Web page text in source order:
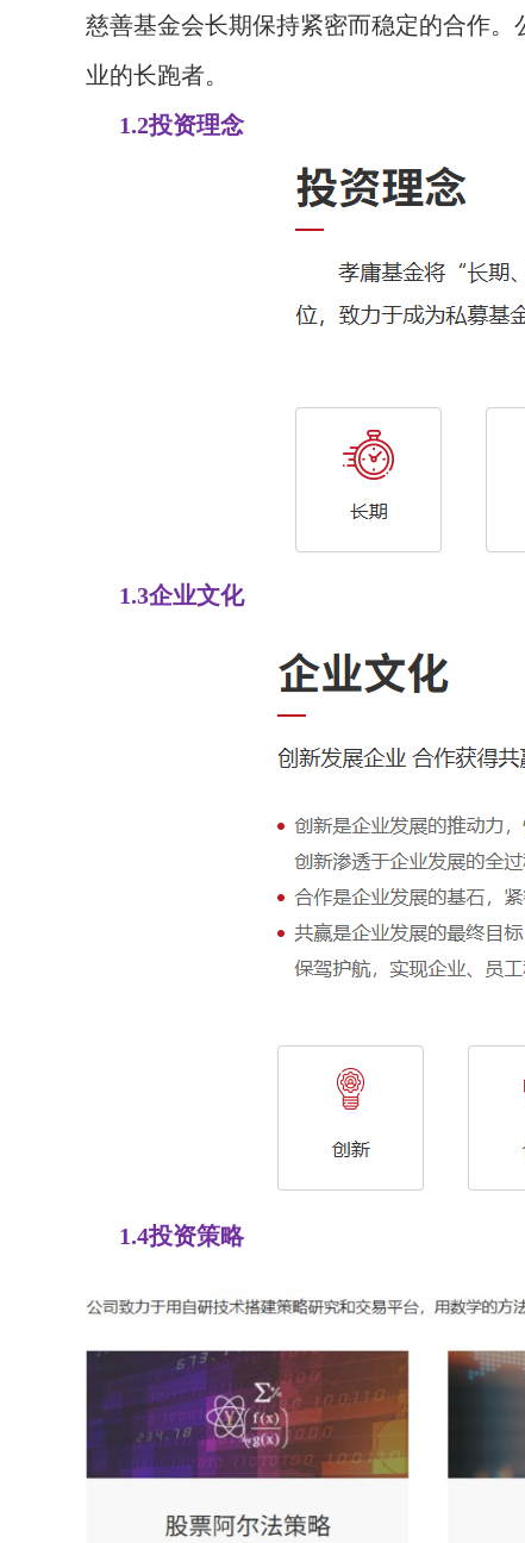
慈善基金会长期保持紧密而稳定的合作
业的长跑者。
1.2投资理念
1.3企业文化
1.4投资策略